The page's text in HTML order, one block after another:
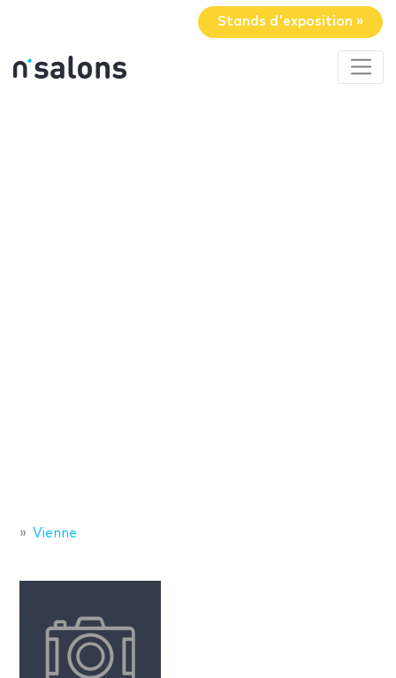
Stands d'exposition »
Vienne